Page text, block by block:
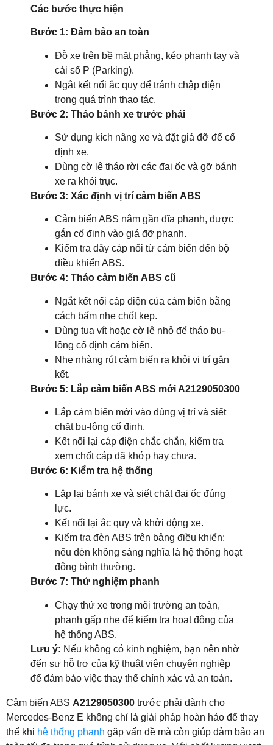
Các bước thực hiện
Bước 1: Đảm bảo an toàn
Đỗ xe trên bề mặt phẳng, kéo phanh tay và
cài số P (Parking).
Ngắt kết nối ắc quy để tránh chập điện
trong quá trình thao tác.
Bước 2: Tháo bánh xe trước phải
Sử dụng kích nâng xe và đặt giá đỡ để cố
định xe.
Dùng cờ lê tháo rời các đai ốc và gỡ bánh
xe ra khỏi trục.
Bước 3: Xác định vị trí cảm biến ABS
Cảm biến ABS nằm gần đĩa phanh, được
gắn cố định vào giá đỡ phanh.
Kiểm tra dây cáp nối từ cảm biến đến bộ
điều khiển ABS.
Bước 4: Tháo cảm biến ABS cũ
Ngắt kết nối cáp điện của cảm biến bằng
cách bấm nhẹ chốt kẹp.
Dùng tua vít hoặc cờ lê nhỏ để tháo bu-
lông cố định cảm biến.
Nhẹ nhàng rút cảm biến ra khỏi vị trí gắn
kết.
Bước 5: Lắp cảm biến ABS mới A2129050300
Lắp cảm biến mới vào đúng vị trí và siết
chặt bu-lông cố định.
Kết nối lại cáp điện chắc chắn, kiểm tra
xem chốt cáp đã khớp hay chưa.
Bước 6: Kiểm tra hệ thống
Lắp lại bánh xe và siết chặt đai ốc đúng
lực.
Kết nối lại ắc quy và khởi động xe.
Kiểm tra đèn ABS trên bảng điều khiển:
nếu đèn không sáng nghĩa là hệ thống hoạt
động bình thường.
Bước 7: Thử nghiệm phanh
Chạy thử xe trong môi trường an toàn,
phanh gấp nhẹ để kiểm tra hoạt động của
hệ thống ABS.
Lưu ý: Nếu không có kinh nghiệm, bạn nên nhờ
đến sự hỗ trợ của kỹ thuật viên chuyên nghiệp
để đảm bảo việc thay thế chính xác và an toàn.
Cảm biến ABS A2129050300 trước phải dành cho
Mercedes-Benz E không chỉ là giải pháp hoàn hảo để thay
thế khi hệ thống phanh gặp vấn đề mà còn giúp đảm bảo an